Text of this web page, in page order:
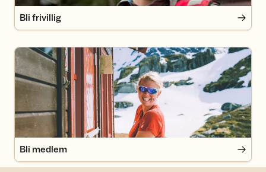
Bli frivillig
Bli medlem
Bli medlem